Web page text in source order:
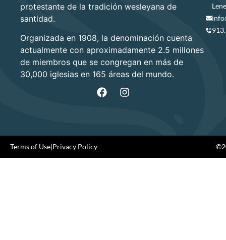
protestante de la tradición wesleyana de
santidad.
Organizada en 1908, la denominación cuenta
actualmente con aproximadamente 2.5 millones
de miembros que se congregan en más de
30,000 iglesias en 165 áreas del mundo.
Terms of Use Privacy Policy